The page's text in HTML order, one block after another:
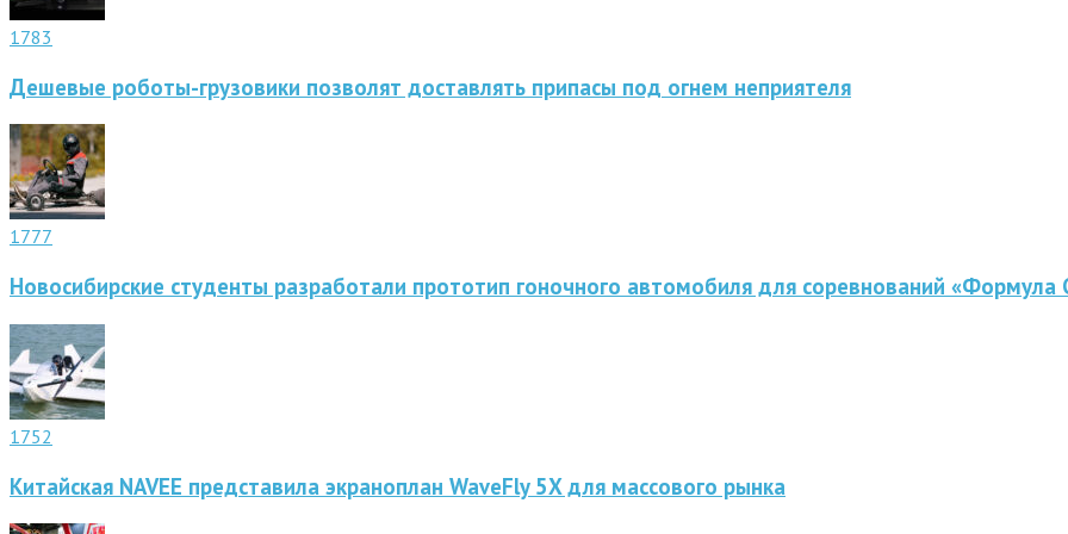
1783
Дешевые роботы-грузовики позволят доставлять припасы под огнем неприятеля
1777
Новосибирские студенты разработали прототип гоночного автомобиля для соревнований «Формула
1752
Китайская NAVEE представила экраноплан WaveFly 5X для массового рынка